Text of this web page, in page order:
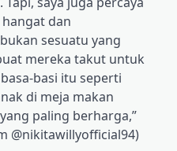
dan
sesuatu yang
mereka takut untuk
basi itu seperti
di meja makan
paling berharga,”
@nikitawillyofficial94)